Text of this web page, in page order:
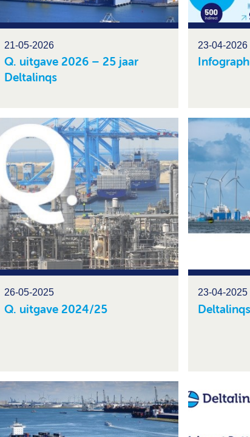
21-05-2026
Q. uitgave 2026 – 25 jaar
Deltalinqs
23-04-2026
26-05-2025
Q. uitgave 2024/25
23-04-2025